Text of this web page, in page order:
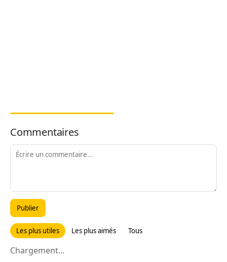
Commentaires
Publier
Les plus utiles Les plus aimés Tous
Chargement...